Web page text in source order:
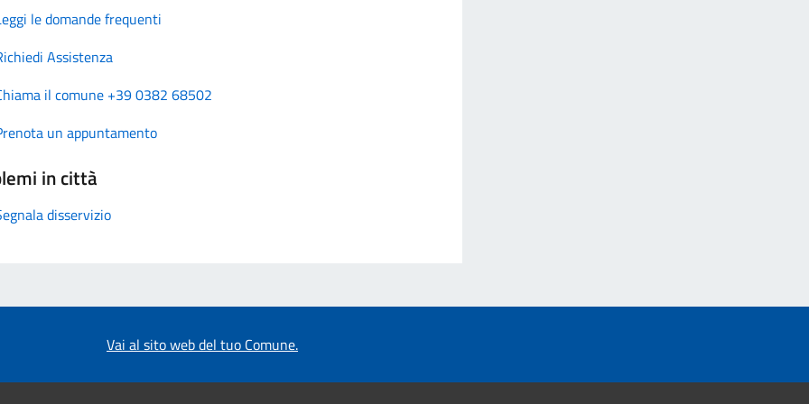
le domande frequenti
Assistenza
il comune +39 0382 68502
un appuntamento
in città
disservizio
Vai al sito web del tuo Comune.